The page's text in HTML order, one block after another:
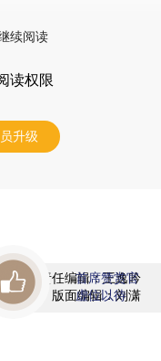
续阅读
读权限
升级
责任编辑：王逸吟
版面编辑：刘潇
首席赞赏官
虚位以待